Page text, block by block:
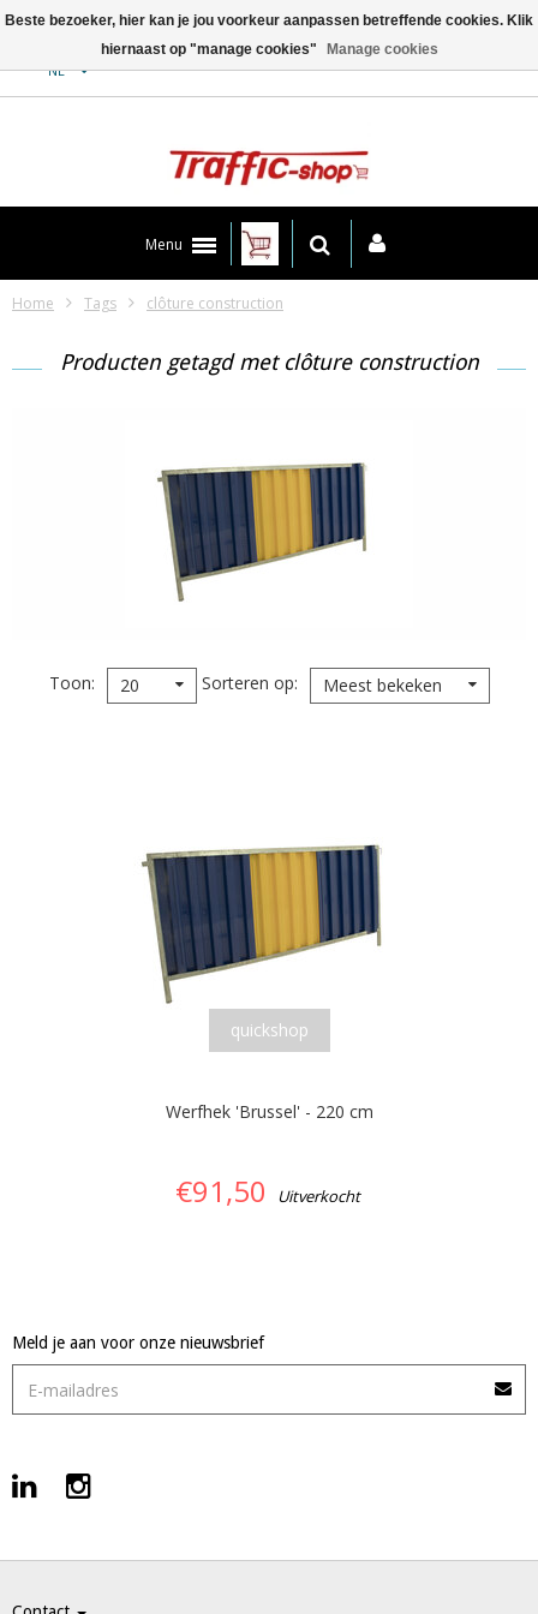
NL
Menu
Home Tags clôture construction
Producten getagd met clôture construction
Toon 20 Sorteren op Meest bekeken
quickshop
Werfhek 'Brussel' - 220 cm
€91,50 Uitverkocht
Meld je aan voor onze nieuwsbrief
Beste bezoeker, hier kan je jou voorkeur aanpassen betreffende cookies. Klik
hiernaast op "manage cookies"
Manage cookies